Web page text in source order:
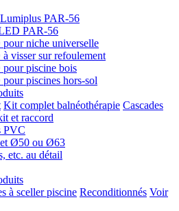
PAR-56
PAR-56
niche universelle
visser sur refoulement
piscine bois
piscines hors-sol
Kit complet balnéothérapie Cascades
et raccord
PVC
Ø50 ou Ø63
etc. au détail
à sceller piscine Reconditionnés Voir